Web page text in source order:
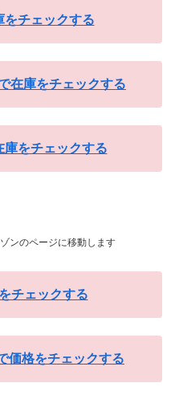
チェックする
在庫をチェックする
をチェックする
ンのページに移動します
チェックする
格をチェックする